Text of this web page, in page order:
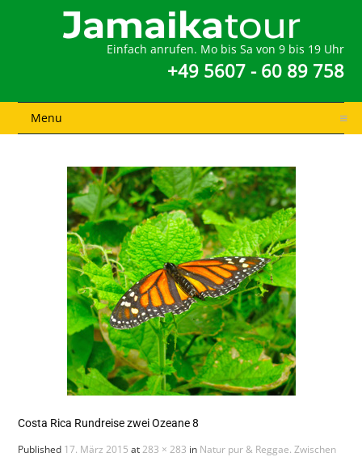
Einfach anrufen. Mo bis Sa von 9 bis 19 Uhr
+49 5607 - 60 89 758
Menu
Costa Rica Rundreise zwei Ozeane 8
Published 17. März 2015 at283 × 283 in Natur pur & Reggae. Zwischen